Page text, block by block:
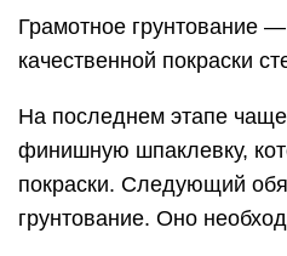
Грамотное грунтование
качественной покраски
На последнем этапе чаще
финишную шпаклевку,
покраски. Следующий
грунтование. Оно